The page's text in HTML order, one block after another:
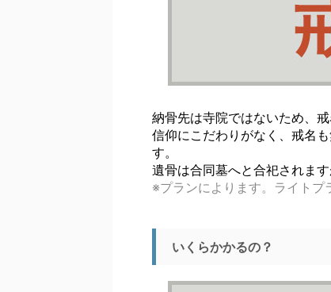
納骨先は寺院ではないため、戒
信仰にこだわりがなく、戒名
す。
遺骨は合同墓へと合祀されま
※プランによります。ライトプ
いくらかかるの？